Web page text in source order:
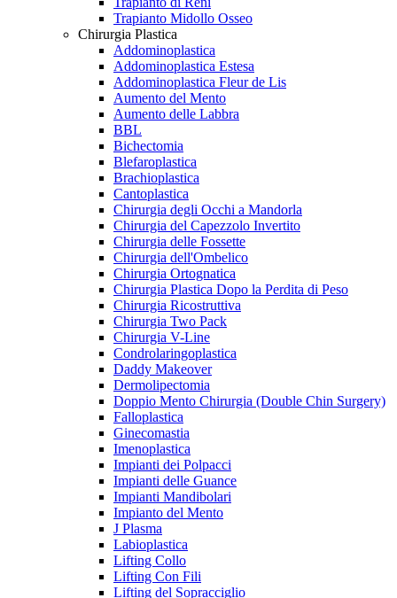
Trapianto Midollo Osseo
Chirurgia Plastica
Addominoplastica
Addominoplastica Estesa
Addominoplastica Fleur de Lis
Aumento del Mento
Aumento delle Labbra
BBL
Bichectomia
Blefaroplastica
Brachioplastica
Cantoplastica
Chirurgia degli Occhi a Mandorla
Chirurgia del Capezzolo Invertito
Chirurgia delle Fossette
Chirurgia dell'Ombelico
Chirurgia Ortognatica
Chirurgia Plastica Dopo la Perdita di Peso
Chirurgia Ricostruttiva
Chirurgia Two Pack
Chirurgia V-Line
Condrolaringoplastica
Daddy Makeover
Dermolipectomia
Doppio Mento Chirurgia (Double Chin Surgery)
Falloplastica
Ginecomastia
Imenoplastica
Impianti dei Polpacci
Impianti delle Guance
Impianti Mandibolari
Impianto del Mento
J Plasma
Labioplastica
Lifting Collo
Lifting Con Fili
Lifting del Sopracciglio